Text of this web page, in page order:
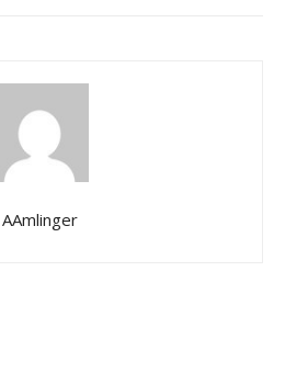
AAmlinger